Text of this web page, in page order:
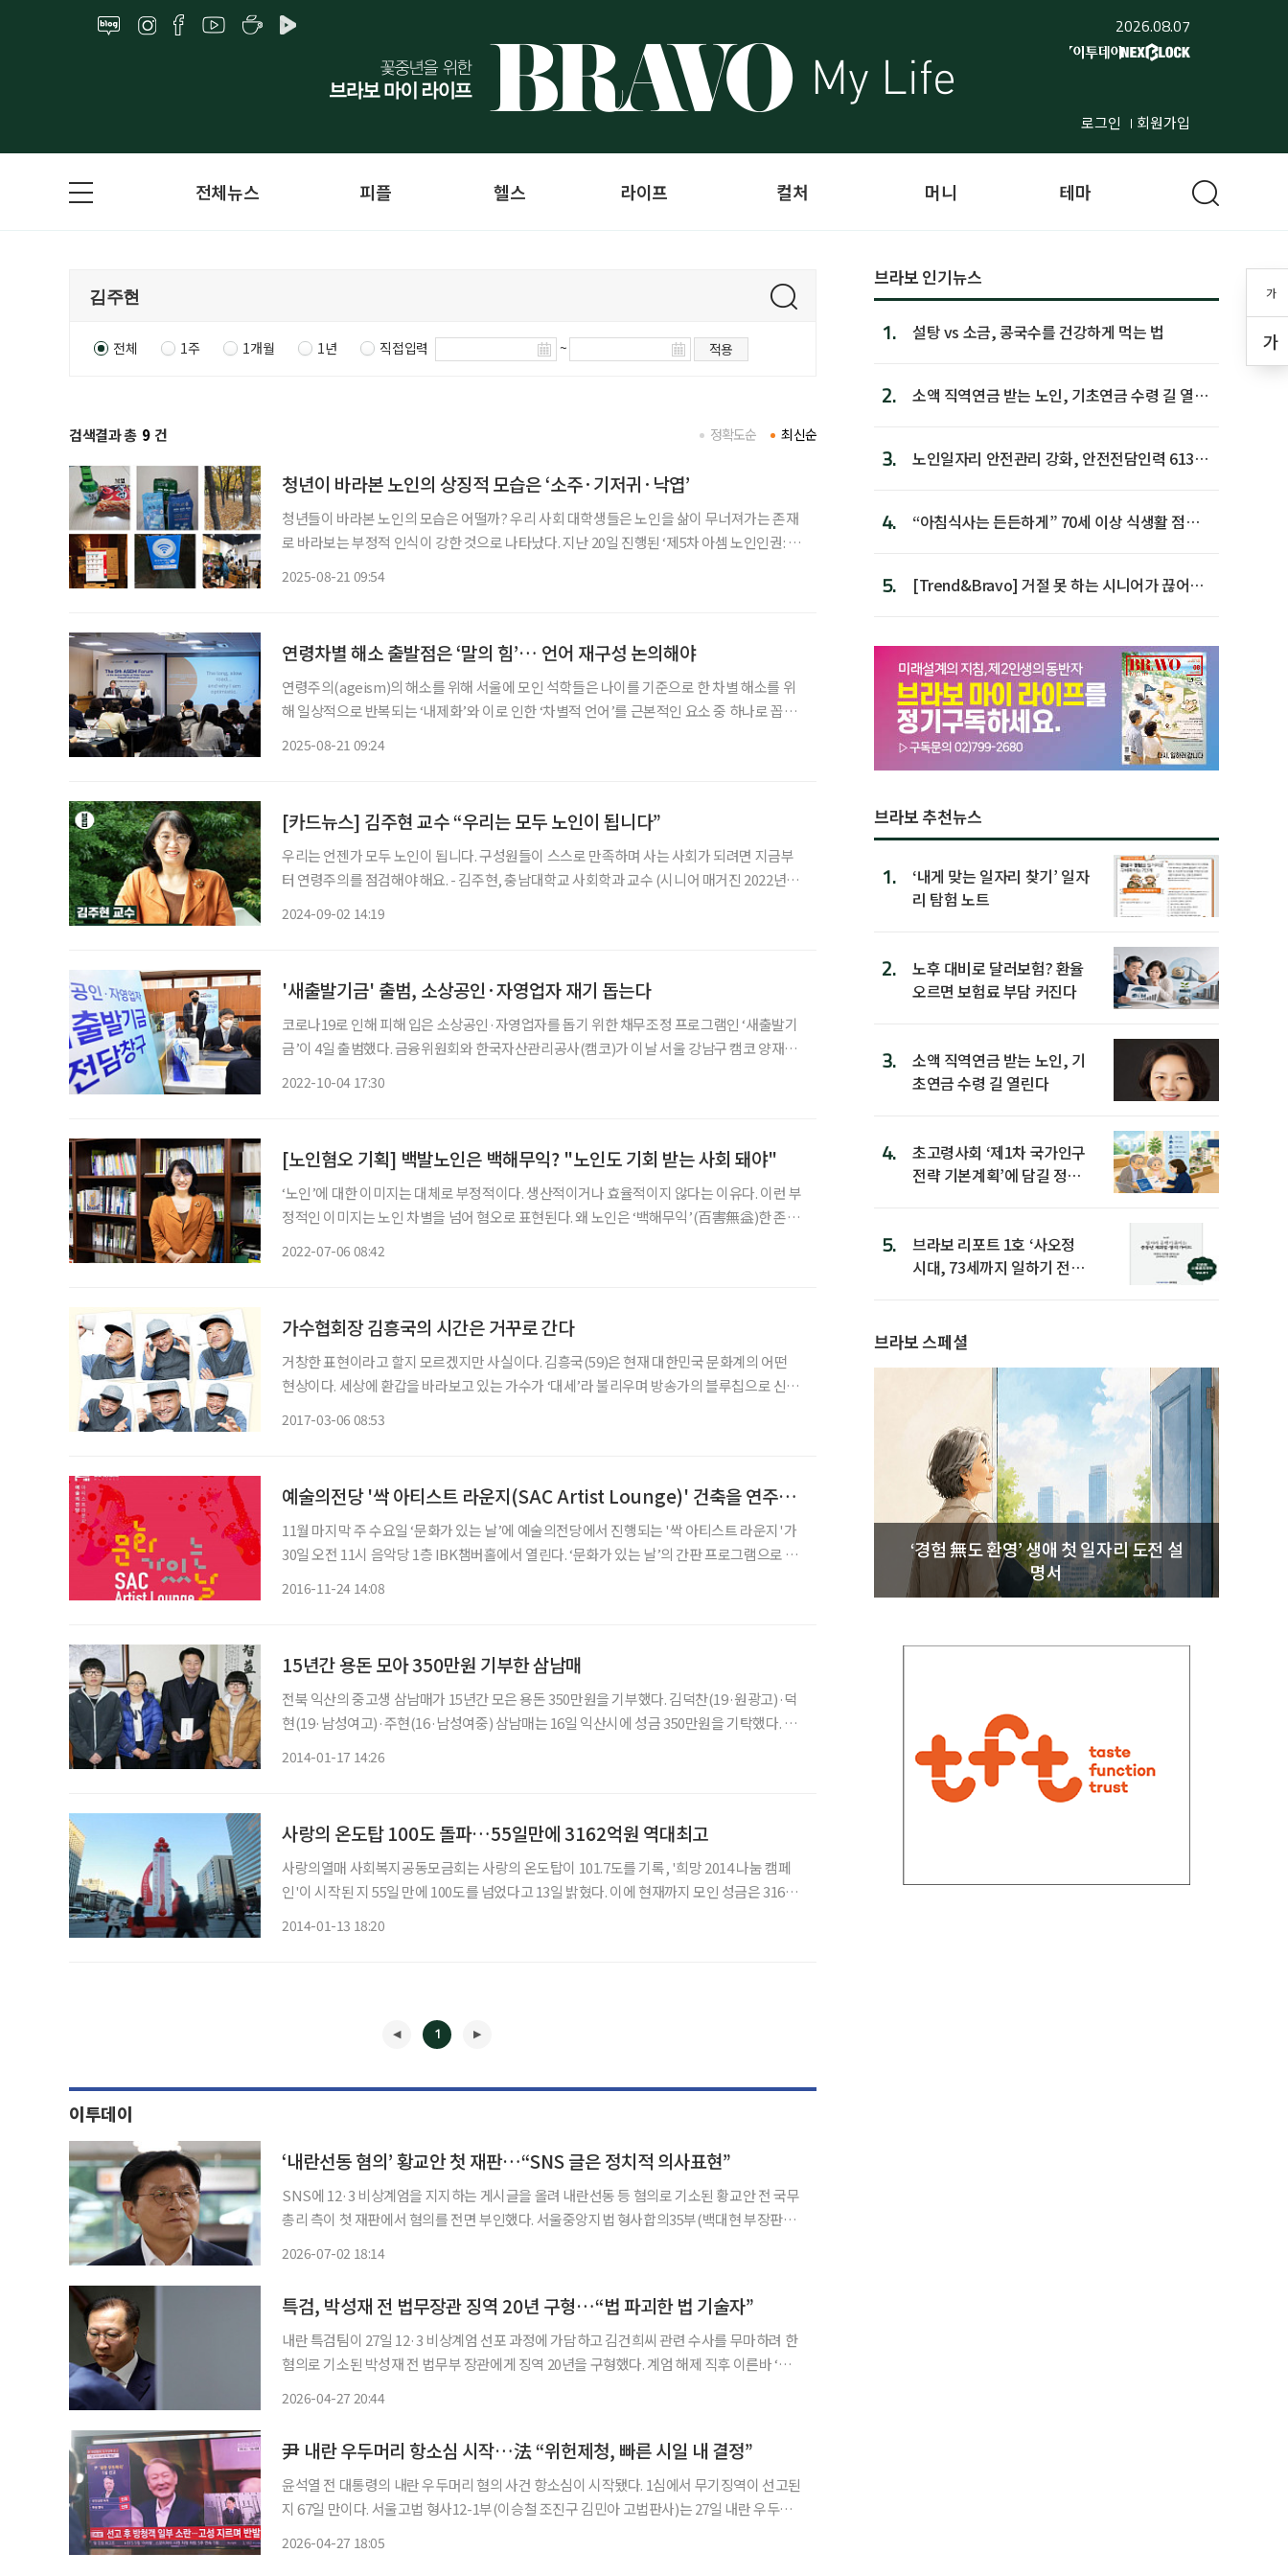
2026.08.07
로그인 회원가입
가
가
전체뉴스 피플 헬스 라이프 컬처 머니 테마
전체 1주 1개월 1년 직접입력 ~ 적용
검색결과 총 9 건 최신순
정확도순
청년이 바라본 노인의 상징적 모습은 ‘소주·기저귀·낙엽’
청년들이 바라본 노인의 모습은 어떨까? 우리 사회 대학생들은 노인을 삶이 무너져가는 존재
로 바라보는 부정적 인식이 강한 것으로 나타났다. 지난 20일 진행된 ‘제5차 아셈 노인인권: 현
2025-08-21 09:54
연령차별 해소 출발점은 ‘말의 힘’… 언어 재구성 논의해야
연령주의(ageism)의 해소를 위해 서울에 모인 석학들은 나이를 기준으로 한 차별 해소를 위
해 일상적으로 반복되는 ‘내제화’와 이로 인한 ‘차별적 언어’를 근본적인 요소 중 하나로 꼽았
2025-08-21 09:24
[카드뉴스] 김주현 교수 “우리는 모두 노인이 됩니다”
우리는 언젠가 모두 노인이 됩니다. 구성원들이 스스로 만족하며 사는 사회가 되려면 지금부
터 연령주의를 점검해야 해요. - 김주현, 충남대학교 사회학과 교수 (시니어 매거진 2022년 7
2024-09-02 14:19
'새출발기금' 출범, 소상공인·자영업자 재기 돕는다
코로나19로 인해 피해 입은 소상공인·자영업자를 돕기 위한 채무조정 프로그램인 ‘새출발기
금’이 4일 출범했다. 금융위원회와 한국자산관리공사(캠코)가 이날 서울 강남구 캠코 양재타
2022-10-04 17:30
[노인혐오 기획] 백발노인은 백해무익? "노인도 기회 받는 사회 돼야"
‘노인’에 대한 이미지는 대체로 부정적이다. 생산적이거나 효율적이지 않다는 이유다. 이런 부
정적인 이미지는 노인 차별을 넘어 혐오로 표현된다. 왜 노인은 ‘백해무익’(百害無益)한 존재
2022-07-06 08:42
가수협회장 김흥국의 시간은 거꾸로 간다
거창한 표현이라고 할지 모르겠지만 사실이다. 김흥국(59)은 현재 대한민국 문화계의 어떤
현상이다. 세상에 환갑을 바라보고 있는 가수가 ‘대세’라 불리우며 방송가의 블루칩으로 신출
2017-03-06 08:53
예술의전당 '싹 아티스트 라운지(SAC Artist Lounge)' 건축을 연주하다
11월 마지막 주 수요일 ‘문화가 있는 날’에 예술의전당에서 진행되는 '싹 아티스트 라운지'가
30일 오전 11시 음악당 1층 IBK챔버홀에서 열린다. ‘문화가 있는 날’의 간판 프로그램으로 자
2016-11-24 14:08
15년간 용돈 모아 350만원 기부한 삼남매
전북 익산의 중고생 삼남매가 15년간 모은 용돈 350만원을 기부했다. 김덕찬(19·원광고)·덕
현(19·남성여고)·주현(16·남성여중) 삼남매는 16일 익산시에 성금 350만원을 기탁했다. 삼
2014-01-17 14:26
사랑의 온도탑 100도 돌파…55일만에 3162억원 역대최고
사랑의열매 사회복지공동모금회는 사랑의 온도탑이 101.7도를 기록, '희망 2014 나눔 캠페
인'이 시작된 지 55일 만에 100도를 넘었다고 13일 밝혔다. 이에 현재까지 모인 성금은 3162
2014-01-13 18:20
1
이투데이
‘내란선동 혐의’ 황교안 첫 재판…“SNS 글은 정치적 의사표현”
SNS에 12·3 비상계엄을 지지하는 게시글을 올려 내란선동 등 혐의로 기소된 황교안 전 국무
총리 측이 첫 재판에서 혐의를 전면 부인했다. 서울중앙지법 형사합의35부(백대현 부장판사)
2026-07-02 18:14
특검, 박성재 전 법무장관 징역 20년 구형…“법 파괴한 법 기술자”
내란 특검팀이 27일 12·3 비상계엄 선포 과정에 가담하고 김건희씨 관련 수사를 무마하려 한
혐의로 기소된 박성재 전 법무부 장관에게 징역 20년을 구형했다. 계엄 해제 직후 이른바 ‘안
2026-04-27 20:44
尹 내란 우두머리 항소심 시작…法 “위헌제청, 빠른 시일 내 결정”
윤석열 전 대통령의 내란 우두머리 혐의 사건 항소심이 시작됐다. 1심에서 무기징역이 선고된
지 67일 만이다. 서울고법 형사12-1부(이승철 조진구 김민아 고법판사)는 27일 내란 우두머
2026-04-27 18:05
브라보 인기뉴스
1. 설탕 vs 소금, 콩국수를 건강하게 먹는 법
2.
소액 직역연금 받는 노인, 기초연금 수령 길 열린
3.
노인일자리 안전관리 강화, 안전전담인력 613명
4.
“아침식사는 든든하게” 70세 이상 식생활 점수
5.
[Trend&Bravo] 거절 못 하는 시니어가 끊어야
브라보 추천뉴스
1.
‘내게 맞는 일자리 찾기’ 일자
리 탐험 노트
2.
노후 대비로 달러보험? 환율
오르면 보험료 부담 커진다
3.
소액 직역연금 받는 노인, 기
초연금 수령 길 열린다
4.
초고령사회 ‘제1차 국가인구
전략 기본계획’에 담길 정책
5.
브라보 리포트 1호 ‘사오정
시대, 73세까지 일하기 전략’
브라보 스페셜
‘경험 無도 환영’ 생애 첫 일자리 도전 설
명서